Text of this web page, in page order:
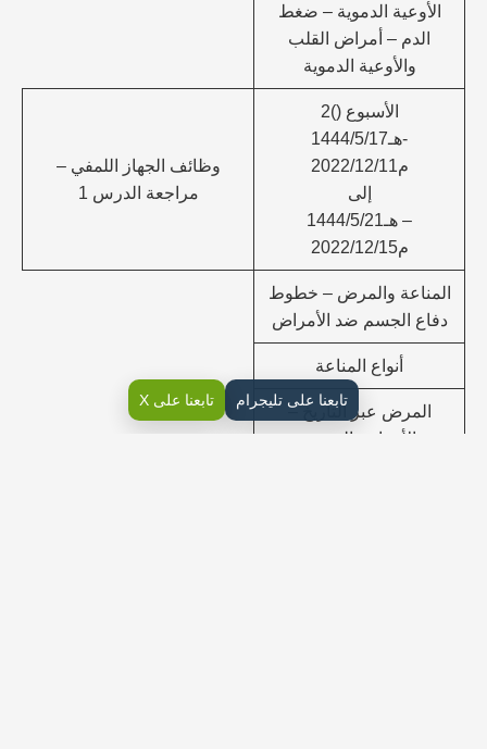
الأوعية الدموية – ضغط
الدم – أمراض القلب
والأوعية الدموية
الأسبوع ()2
-هـ1444/5/17
م2022/12/11
إلى
– هـ1444/5/21
م2022/12/15
وظائف الجهاز اللمفي –
مراجعة الدرس 1
المناعة والمرض – خطوط
دفاع الجسم ضد الأمراض
أنواع المناعة
المرض عبر التاريخ –
الأمراض المعدية
تابعنا على تليجرام تابعنا على X